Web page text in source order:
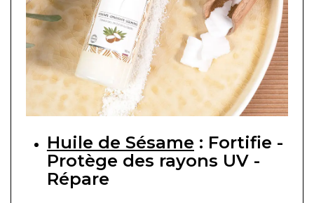
Huile de Sésame : Fortifie -
Protège des rayons UV -
Répare